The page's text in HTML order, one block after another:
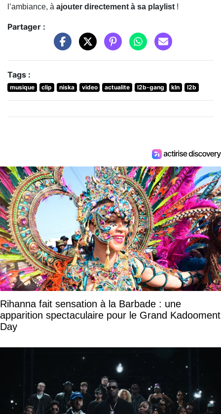
l’ambiance, à ajouter directement à sa playlist !
Partager :
Tags :
musique clip niska video actualite l2b-gang kln l2b
Rihanna fait sensation à la Barbade : une
apparition spectaculaire pour le Grand Kadooment
Day